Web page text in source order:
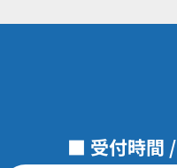
■ 受付時間 /